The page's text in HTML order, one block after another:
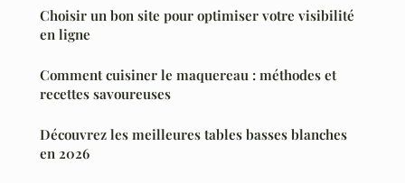
Choisir un bon site pour optimiser votre visibilité
en ligne
Comment cuisiner le maquereau : méthodes et
recettes savoureuses
Découvrez les meilleures tables basses blanches
en 2026